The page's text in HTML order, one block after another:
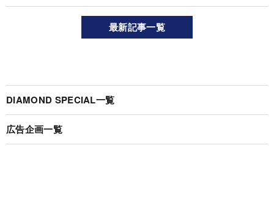
最新記事一覧
DIAMOND SPECIAL一覧
広告企画一覧